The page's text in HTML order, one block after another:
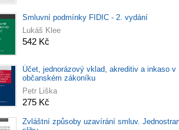
Smluvní podmínky FIDIC - 2. vydání
Lukáš Klee
542 Kč
Účet, jednorázový vklad, akreditiv a inkaso v
občanském zákoníku
Petr Liška
275 Kč
Zvláštní způsoby uzavírání smluv.